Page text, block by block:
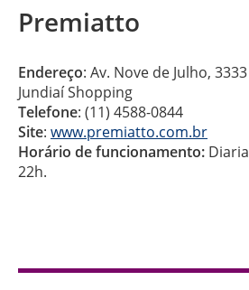
Premiatto
Endereço: Av. Nove de Julho,
Jundiaí Shopping
Telefone: (11) 4588-0844
Site: www.premiatto.com.br
Horário de funcionamento:
22h.